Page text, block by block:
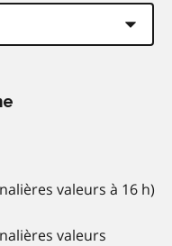
valeurs à 16 h)
valeurs